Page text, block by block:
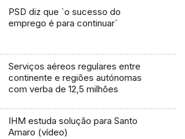
PSD diz que `o sucesso do
emprego é para continuar`
Serviços aéreos regulares entre
continente e regiões autónomas
com verba de 12,5 milhões
IHM estuda solução para Santo
Amaro (vídeo)